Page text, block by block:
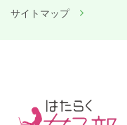
サイトマップ